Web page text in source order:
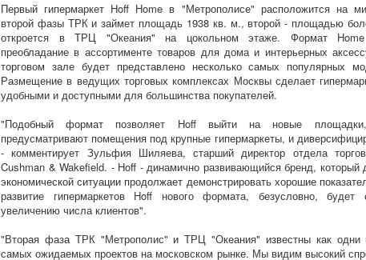
Первый гипермаркет Hoff Home в "Метрополисе" расположится на
второй фазы ТРК и займет площадь 1938 кв. м., второй - площадью
откроется в ТРЦ "Океания" на цокольном этаже. Формат Home
преобладание в ассортименте товаров для дома и интерьерных
торговом зале будет представлено несколько самых популярных
Размещение в ведущих торговых комплексах Москвы сделает
удобными и доступными для большинства покупателей.
"Подобный формат позволяет Hoff выйти на новые
предусматривают помещения под крупные гипермаркеты, и
- комментирует Зульфия Шиляева, старший директор отдела
Cushman & Wakefield. - Hoff - динамично развивающийся бренд, который
экономической ситуации продолжает демонстрировать хорошие
развитие гипермаркетов Hoff нового формата, безусловно, будет
увеличению числа клиентов".
"Вторая фаза ТРК "Метрополис" и ТРЦ "Океания" известны как одни
самых ожидаемых проектов на московском рынке. Мы видим высокий